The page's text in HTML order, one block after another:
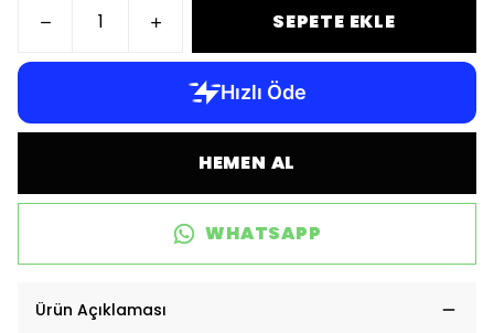
SEPETE EKLE
HEMEN AL
WHATSAPP
Ürün Açıklaması